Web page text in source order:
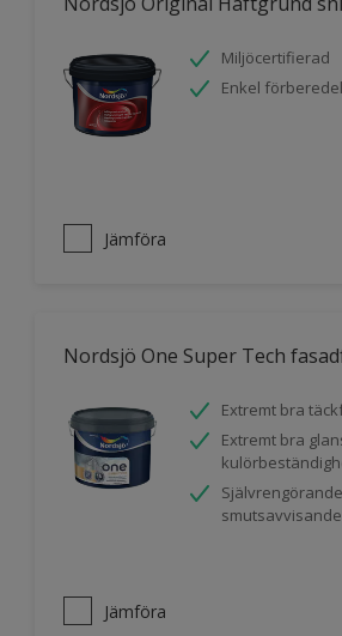
Miljöcertifierad
Enkel
Jämföra
Nordsjö One Super Tech
Extremt bra
Extremt bra
smutsavvisande
Jämföra